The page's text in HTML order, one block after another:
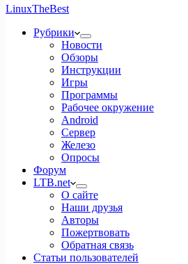
LinuxTheBest
Рубрики
Новости
Обзоры
Инструкции
Игры
Программы
Рабочее окружение
Android
Сервер
Железо
Опросы
Форум
LTB.net
О сайте
Наши друзья
Авторы
Пожертвовать
Обратная связь
Статьи пользователей